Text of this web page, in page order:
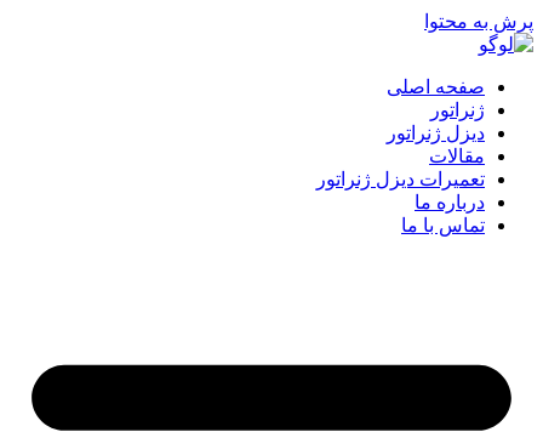
پرش به محتوا
صفحه اصلی
ژنراتور
دیزل ژنراتور
مقالات
تعمیرات دیزل ژنراتور
درباره ما
تماس با ما